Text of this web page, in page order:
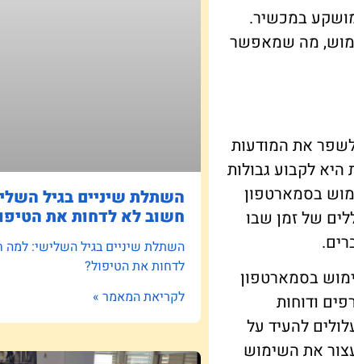
במכשיר.
מה שמאפשר
את המודעות
לקבוע גבולות
בסמארטפון
של זמן שבו
בסמארטפון
ודוחות
להעיד על
את השימוש
השתלת שיניים בגיל
חשוב לא לדחות את
השתלת שיניים בגיל השלישי: למה
לדחות את הטיפול?
לקריאת המאמר »